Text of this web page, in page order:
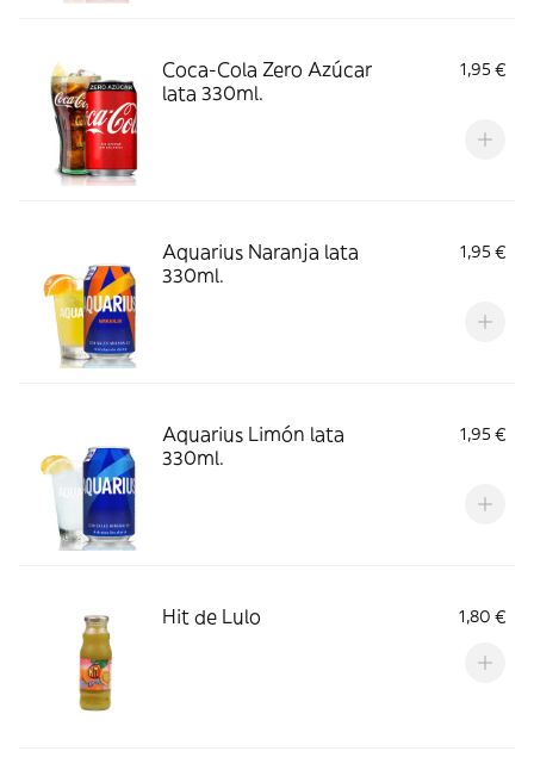
Coca-Cola Zero Azúcar
lata 330ml.
1,95 €
Aquarius Naranja lata
330ml.
1,95 €
Aquarius Limón lata
330ml.
1,95 €
Hit de Lulo 1,80 €